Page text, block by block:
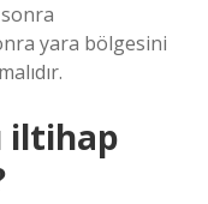
yara bölgesini
iltihap